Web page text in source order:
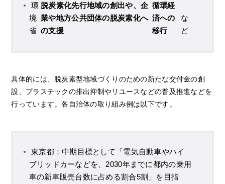
環
境
省
脱炭素化先行地域の創出や、企
業や地方公共団体の脱炭素化へ
の支援
循環経
済への
移行
な
ど
具体的には、脱炭素型地域づくりのための新たな交付金の創
設、プラスチックの排出抑制やリユースなどの普及推進などを
行っています。各自治体の取り組み例は以下です。
東京都：中期目標として「電気自動車やハイ
ブリッドカーなどを、2030年までに都内の乗用
車の新車販売台数に占める割合5割」を目指